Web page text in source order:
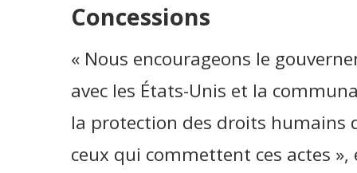
Concessions
« Nous encourageons le
avec les États-Unis et la
la protection des droits humains
ceux qui commettent ces actes